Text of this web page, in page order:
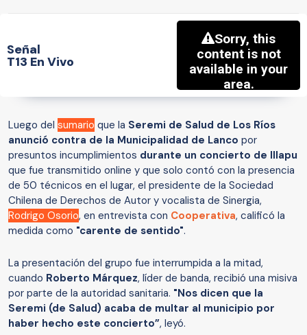
Señal
T13 En Vivo
Luego del sumario que la Seremi de Salud de Los Ríos
anunció contra de la Municipalidad de Lanco por
presuntos incumplimientos durante un concierto de Illapu
que fue transmitido online y que solo contó con la presencia
de 50 técnicos en el lugar, el presidente de la Sociedad
Chilena de Derechos de Autor y vocalista de Sinergia,
Rodrigo Osorio, en entrevista con Cooperativa, calificó la
medida como "carente de sentido".
La presentación del grupo fue interrumpida a la mitad,
cuando Roberto Márquez, líder de banda, recibió una misiva
por parte de la autoridad sanitaria. "Nos dicen que la
Seremi (de Salud) acaba de multar al municipio por
haber hecho este concierto”, leyó.